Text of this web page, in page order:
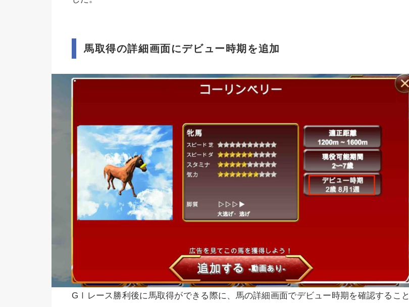
馬取得の詳細画面にデビュー時期を追加
GⅠレース勝利後に馬取得ができる際に、馬の詳細画面でデビュー時期を確認すること